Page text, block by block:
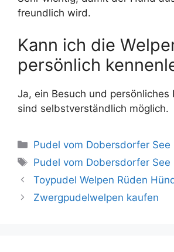
freundlich wird.
Kann ich die
persönlich
Ja, ein Besuch und persönliches
sind selbstverständlich möglich.
Pudel vom Dobersdorfer See
Pudel vom Dobersdorfer See
Toypudel Welpen Rüden
Zwergpudelwelpen kaufen